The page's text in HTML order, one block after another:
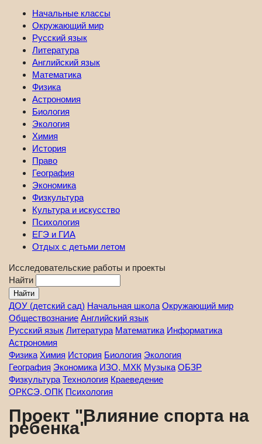
Начальные классы
Окружающий мир
Русский язык
Литература
Английский язык
Математика
Физика
Астрономия
Биология
Экология
Химия
История
Право
География
Экономика
Физкультура
Культура и искусство
Психология
ЕГЭ и ГИА
Отдых с детьми летом
Исследовательские работы и проекты
Найти
ДОУ (детский сад) Начальная школа Окружающий мир
Обществознание Английский язык
Русский язык Литература Математика Информатика
Астрономия
Физика Химия История Биология Экология
География Экономика ИЗО, МХК Музыка ОБЗР
Физкультура Технология Краеведение
ОРКСЭ, ОПК Психология
Проект "Влияние спорта на
ребенка"